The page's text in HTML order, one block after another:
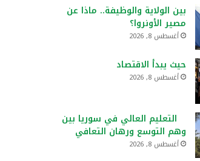
بين الولاية والوظيفة.. ماذا عن
مصير الأونروا؟
أغسطس 8, 2026
حيث يبدأ الاقتصاد
أغسطس 8, 2026
التعليم العالي في سوريا بين
وهم التوسع ورهان التعافي
أغسطس 8, 2026